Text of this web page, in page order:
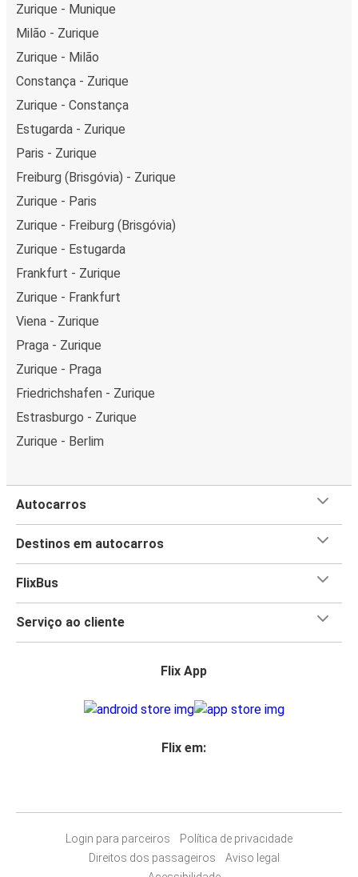
Zurique - Munique
Milão - Zurique
Zurique - Milão
Constança - Zurique
Zurique - Constança
Estugarda - Zurique
Paris - Zurique
Freiburg (Brisgóvia) - Zurique
Zurique - Paris
Zurique - Freiburg (Brisgóvia)
Zurique - Estugarda
Frankfurt - Zurique
Zurique - Frankfurt
Viena - Zurique
Praga - Zurique
Zurique - Praga
Friedrichshafen - Zurique
Estrasburgo - Zurique
Zurique - Berlim
Autocarros
Destinos em autocarros
FlixBus
Serviço ao cliente
Flix App
Flix em:
Login para parceiros
Política de privacidade
Direitos dos passageiros
Aviso legal